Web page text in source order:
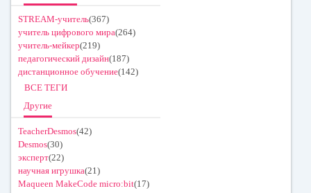
STREAM-учитель(367)
учитель цифрового мира(264)
учитель-мейкер(219)
педагогический дизайн(187)
дистанционное обучение(142)
ВСЕ ТЕГИ
Другие
TeacherDesmos(42)
Desmos(30)
эксперт(22)
научная игрушка(21)
Maqueen MakeCode micro:bit(17)